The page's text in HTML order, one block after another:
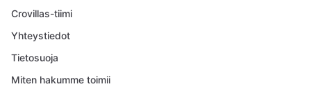
Crovillas-tiimi
Yhteystiedot
Tietosuoja
Miten hakumme toimii